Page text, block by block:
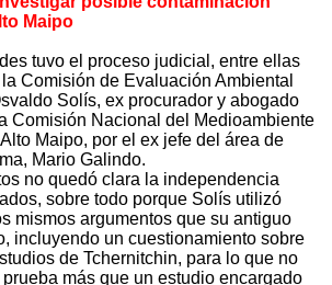
Maipo
tuvo el proceso judicial, entre ellas
Comisión de Evaluación Ambiental
Solís, ex procurador y abogado
Comisión Nacional del Medioambiente
Maipo, por el ex jefe del área de
Mario Galindo.
no quedó clara la independencia
sobre todo porque Solís utilizó
mismos argumentos que su antiguo
incluyendo un cuestionamiento sobre
de Tchernitchin, para lo que no
más que un estudio encargado